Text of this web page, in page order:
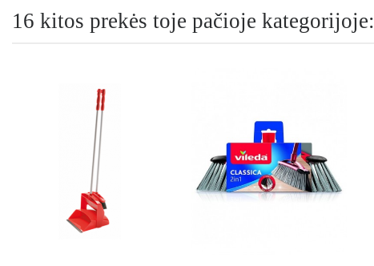
16 kitos prekės toje pačioje kategorijoje: